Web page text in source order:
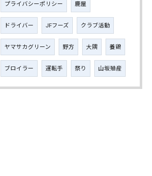
プライバシーポリシー 鹿屋
ドライバー JFフーズ クラブ活動
ヤマサカグリーン 野方 大隅 養鶏
ブロイラー 運転手 祭り 山坂殖産